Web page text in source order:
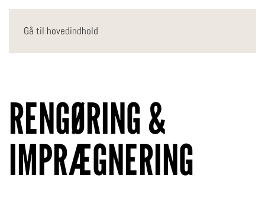
Gå til hovedindhold
RENGØRING &
IMPRÆGNERING